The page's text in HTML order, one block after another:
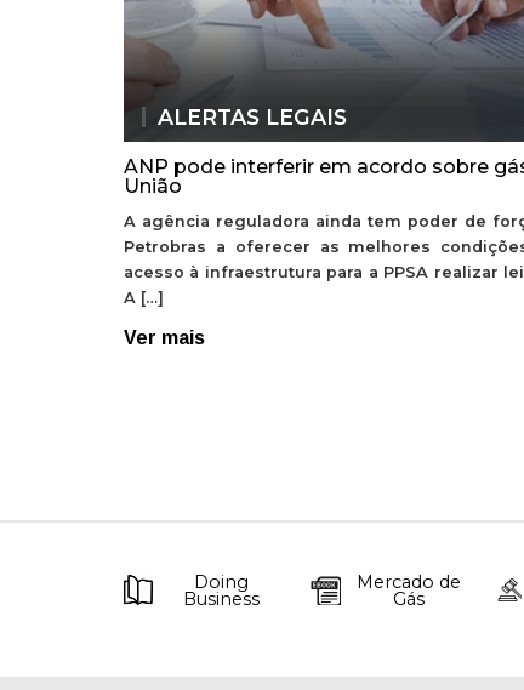
ALERTAS LEGAIS
ANP pode interferir em acordo sobre
União
A agência reguladora ainda tem poder de
Petrobras a oferecer as melhores
acesso à infraestrutura para a PPSA realizar
A […]
Ver mais
Doing
Business
Mercado de
Gás